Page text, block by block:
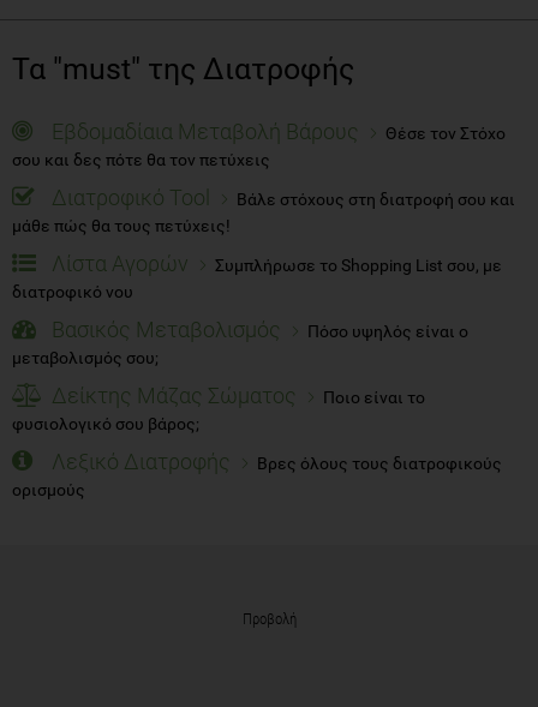
Τα "must" της Διατροφής
Εβδομαδίαια Μεταβολή Βάρους
Θέσε τον Στόχο
σου και δες πότε θα τον πετύχεις
Διατροφικό Tool
Βάλε στόχους στη διατροφή σου και
μάθε πώς θα τους πετύχεις!
Λίστα Αγορών
Συμπλήρωσε το Shopping List σου, με
διατροφικό νου
Βασικός Μεταβολισμός
Πόσο υψηλός είναι ο
μεταβολισμός σου;
Δείκτης Μάζας Σώματος
Ποιο είναι το
φυσιολογικό σου βάρος;
Λεξικό Διατροφής
Βρες όλους τους διατροφικούς
ορισμούς
Προβολή